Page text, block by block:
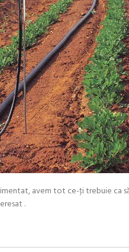
avem tot ce-ţi trebuie ca
.